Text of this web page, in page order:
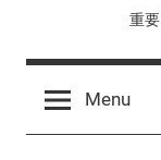
重
Menu